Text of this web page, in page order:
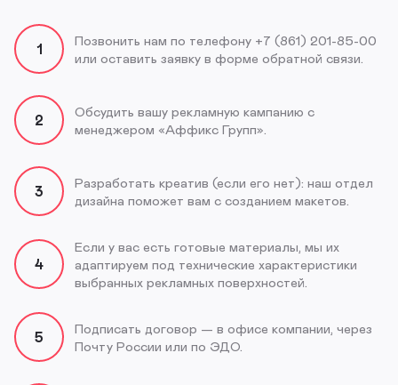
1
Позвонить нам по телефону +7 (861) 201-85-00
или оставить заявку в форме обратной связи.
2
Обсудить вашу рекламную кампанию с
менеджером «Аффикс Групп».
3
Разработать креатив (если его нет): наш отдел
дизайна поможет вам с созданием макетов.
4
Если у вас есть готовые материалы, мы их
адаптируем под технические характеристики
выбранных рекламных поверхностей.
5
Подписать договор — в офисе компании, через
Почту России или по ЭДО.